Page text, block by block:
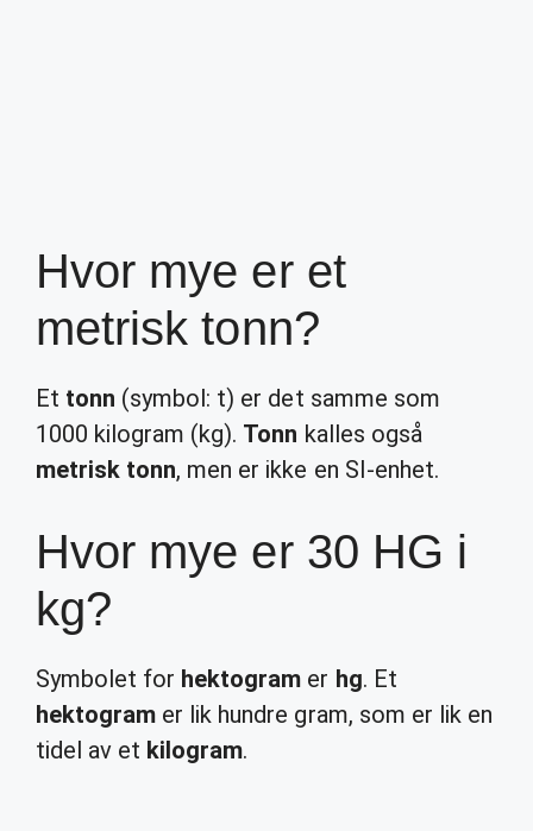
Hvor mye er et
metrisk tonn?
Et tonn (symbol: t) er det samme som
1000 kilogram (kg). Tonn kalles også
metrisk tonn, men er ikke en SI-enhet.
Hvor mye er 30 HG i
kg?
Symbolet for hektogram er hg. Et
hektogram er lik hundre gram, som er lik en
tidel av et kilogram.